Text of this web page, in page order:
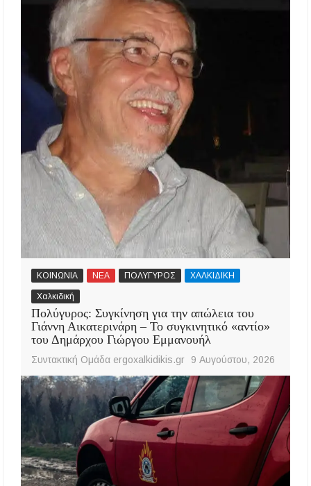
ΚΟΙΝΩΝΙΑ ΝΕΑ ΠΟΛΥΓΥΡΟΣ ΧΑΛΚΙΔΙΚΗ
Χαλκιδική
Πολύγυρος: Συγκίνηση για την απώλεια του
Γιάννη Αικατερινάρη – Το συγκινητικό «αντίο»
του Δημάρχου Γιώργου Εμμανουήλ
Συντακτική Ομάδα ergoxalkidikis.gr 9 Αυγούστου, 2026